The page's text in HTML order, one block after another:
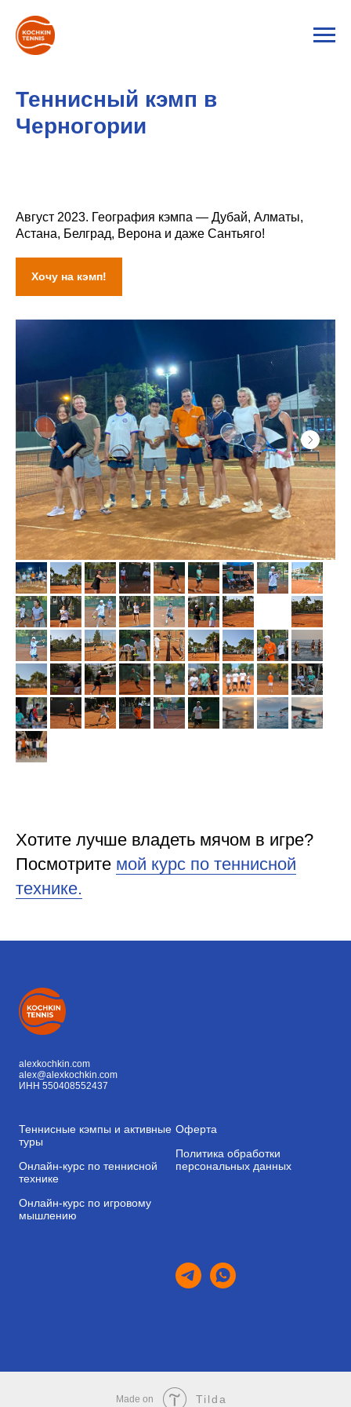
Теннисный кэмп в
Черногории
Август 2023. География кэмпа — Дубай, Алматы,
Астана, Белград, Верона и даже Сантьяго!
Хочу на кэмп!
Хотите лучше владеть мячом в игре?
Посмотрите мой курс по теннисной
технике.
alexkochkin.com
alex@alexkochkin.com
ИНН 550408552437
Теннисные кэмпы и активные
туры
Онлайн-курс по теннисной
технике
Онлайн-курс по игровому
мышлению
Оферта
Политика обработки
персональных данных
Made on Tilda